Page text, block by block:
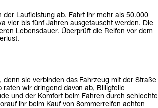
Laufleistung ab. Fahrt ihr mehr als 50.000
vier bis fünf Jahren ausgetauscht werden. Die
Lebensdauer. Überprüft die Reifen vor dem
denn sie verbinden das Fahrzeug mit der Straße
raten wir dringend davon ab, Billigteile
und der Komfort beim Fahren durch schlechte
ihr beim Kauf von Sommerreifen achten